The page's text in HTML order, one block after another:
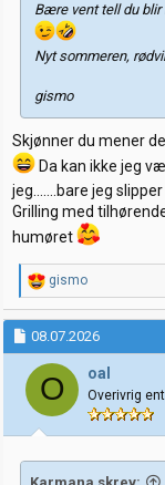
Bære vent tell du
Nyt sommeren,
gismo
Skjønner du mener
Da kan ikke jeg
jeg…….bare jeg
Grilling med
humøret
R
e
a
k
j
o
n
e
r
gismo
08.07.2026
O oal
Overivrig